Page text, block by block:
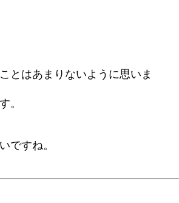
とはあまりないように思いま
。
ですね。